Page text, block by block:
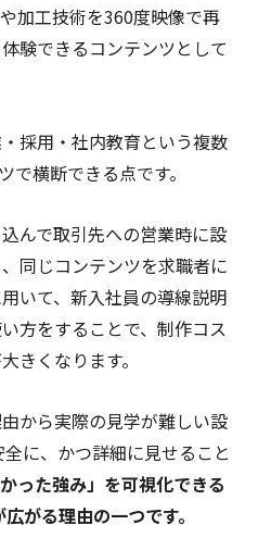
加工技術を360度映像で再
験できるコンテンツとして
採用・社内教育という複数
で横断できる点です。
んで取引先への営業時に設
同じコンテンツを求職者に
いて、新入社員の導線説明
方をすることで、制作コス
きくなります。
から実際の見学が難しい設
に、かつ詳細に見せること
かった強み」を可視化できる
がる理由の一つです。